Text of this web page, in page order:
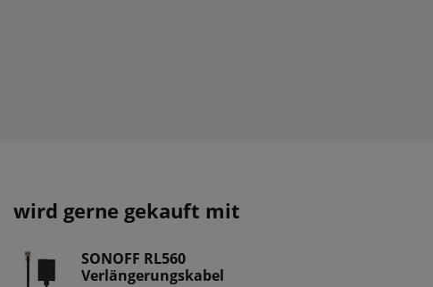
wird gerne gekauft mit
SONOFF RL560
Verlängerungskabel